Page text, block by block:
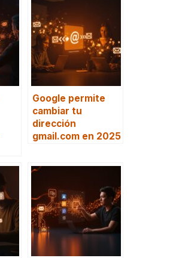
Google permite
cambiar tu
dirección
gmail.com en 2025